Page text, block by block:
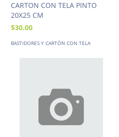
CARTON CON TELA PINTO
20X25 CM
$30.00
BASTIDORES Y CARTÓN CON TELA